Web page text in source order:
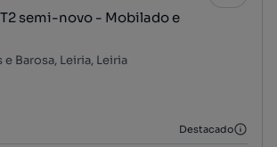
semi-novo - Mobilado e
e Barosa, Leiria, Leiria
quadrado
Destacado